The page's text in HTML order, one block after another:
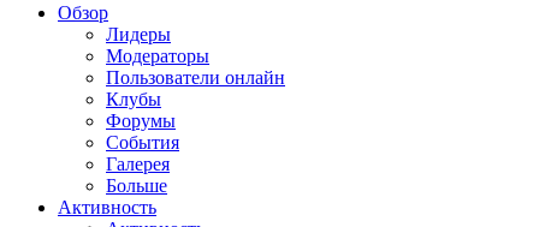
Обзор
Лидеры
Модераторы
Пользователи онлайн
Клубы
Форумы
События
Галерея
Больше
Активность